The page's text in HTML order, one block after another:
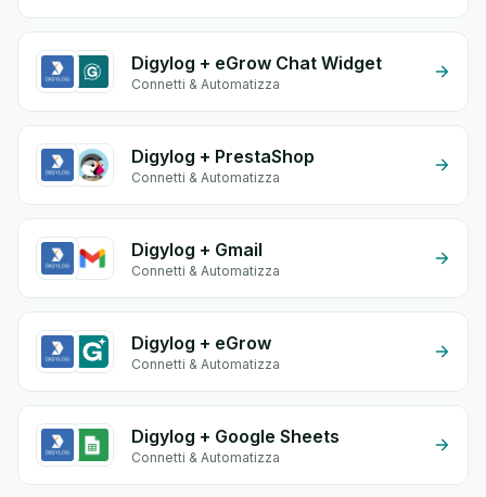
Digylog + eGrow Chat Widget
Connetti & Automatizza
Digylog + PrestaShop
Connetti & Automatizza
Digylog + Gmail
Connetti & Automatizza
Digylog + eGrow
Connetti & Automatizza
Digylog + Google Sheets
Connetti & Automatizza